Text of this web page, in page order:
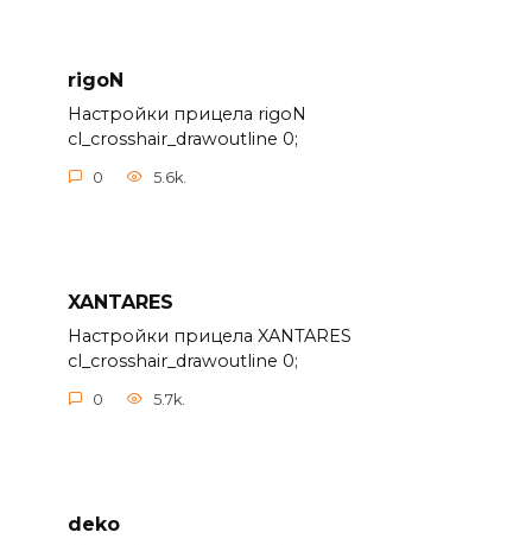
rigoN
Настройки прицела rigoN
cl_crosshair_drawoutline 0;
0 5.6k.
XANTARES
Настройки прицела XANTARES
cl_crosshair_drawoutline 0;
0 5.7k.
deko